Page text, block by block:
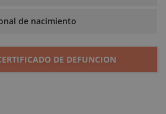
de nacimiento
DE DEFUNCION